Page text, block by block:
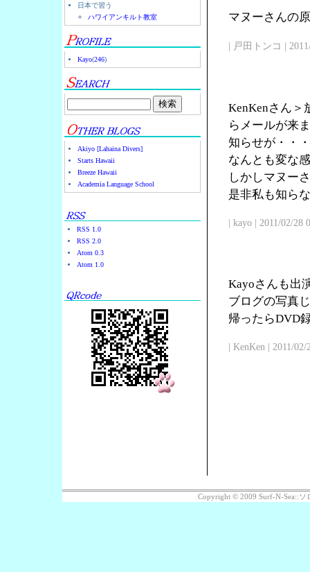
日本で習う
ハワイアンキルト教室
Kayo(246)
Akiyo [Lahaina Divers]
Starts Hawaii
Breeze Hawaii
Academia Language School
RSS 1.0
RSS 2.0
Atom 0.3
Atom 1.0
マヌーさんの
| 戸田トンコ |
KenKenさん＞
らメールが来
知らせが・・・
なんとも変な
しかしマヌー
是非私も知ら
| kayo | 2011/02/28
Kayoさんも出
ブログの写真
帰ったらDVD
| KenKen | 2011/
Copyright © 2009 Surf-N-Sea::